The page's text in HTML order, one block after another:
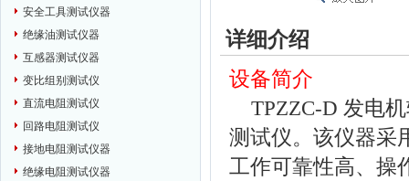
安全工具测试仪器
绝缘油测试仪器
互感器测试仪器
变比组别测试仪
直流电阻测试仪
回路电阻测试仪
接地电阻测试仪器
绝缘电阻测试仪器
详细介绍
设备简介
TPZZC-D 发电机
测试仪。该仪器采
工作可靠性高、操